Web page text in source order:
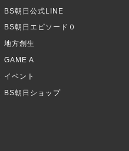
BS朝日公式LINE
BS朝日エピソード０
地方創生
GAME A
イベント
BS朝日ショップ